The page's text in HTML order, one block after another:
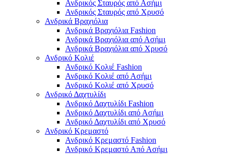
Ανδρικός Σταυρός από Ασήμι
Ανδρικός Σταυρός από Χρυσό
Ανδρικά Βραχιόλια
Ανδρικά Βραχιόλια Fashion
Ανδρικά Βραχιόλια από Ασήμι
Ανδρικά Βραχιόλια από Χρυσό
Ανδρικό Κολιέ
Ανδρικό Κολιέ Fashion
Ανδρικό Κολιέ από Ασήμι
Ανδρικό Κολιέ από Χρυσό
Ανδρικό Δαχτυλίδι
Ανδρικό Δαχτυλίδι Fashion
Ανδρικό Δαχτυλίδι από Ασήμι
Ανδρικό Δαχτυλίδι από Χρυσό
Ανδρικό Κρεμαστό
Ανδρικό Κρεμαστό Fashion
Ανδρικό Κρεμαστό Από Ασήμι